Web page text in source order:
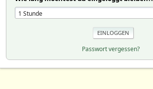
Passwort vergessen?